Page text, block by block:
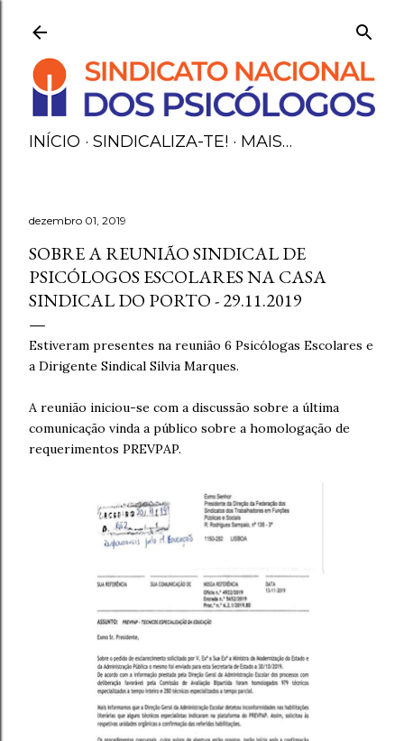
INÍCIO SINDICALIZA-TE! MAIS…
dezembro 01, 2019
SOBRE A REUNIÃO SINDICAL DE
PSICÓLOGOS ESCOLARES NA CASA
SINDICAL DO PORTO - 29.11.2019
Estiveram presentes na reunião 6 Psicólogas Escolares e
a Dirigente Sindical Sílvia Marques.
A reunião iniciou-se com a discussão sobre a última
comunicação vinda a público sobre a homologação de
requerimentos PREVPAP.